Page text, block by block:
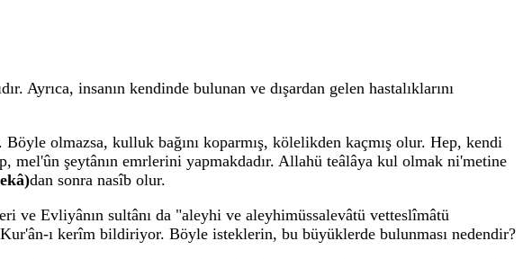
Ayrıca, insanın kendinde bulunan ve dışardan gelen hastalıklarını
olmazsa, kulluk bağını koparmış, kölelikden kaçmış olur. Hep, kendi
şeytânın emrlerini yapmakdadır. Allahü teâlâya kul olmak ni'metine
dan sonra nasîb olur.
Evliyânın sultânı da "aleyhi ve aleyhimüssalevâtü vetteslîmâtü
ı kerîm bildiriyor. Böyle isteklerin, bu büyüklerde bulunması nedendir?